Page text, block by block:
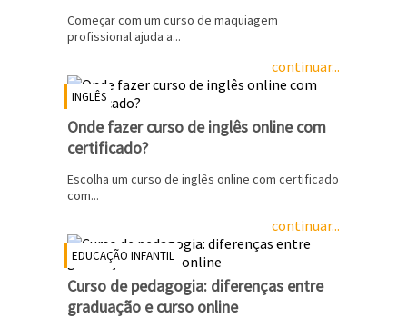
Começar com um curso de maquiagem
profissional ajuda a...
continuar...
INGLÊS
Onde fazer curso de inglês online com
certificado?
Escolha um curso de inglês online com certificado
com...
continuar...
EDUCAÇÃO INFANTIL
Curso de pedagogia: diferenças entre
graduação e curso online